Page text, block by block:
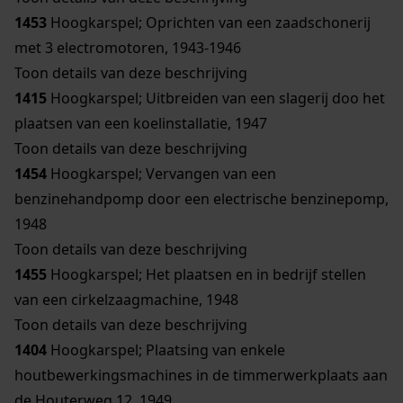
1453 Hoogkarspel; Oprichten van een zaadschonerij
met 3 electromotoren, 1943-1946
Toon details van deze beschrijving
1415 Hoogkarspel; Uitbreiden van een slagerij doo het
plaatsen van een koelinstallatie, 1947
Toon details van deze beschrijving
1454 Hoogkarspel; Vervangen van een
benzinehandpomp door een electrische benzinepomp,
1948
Toon details van deze beschrijving
1455 Hoogkarspel; Het plaatsen en in bedrijf stellen
van een cirkelzaagmachine, 1948
Toon details van deze beschrijving
1404 Hoogkarspel; Plaatsing van enkele
houtbewerkingsmachines in de timmerwerkplaats aan